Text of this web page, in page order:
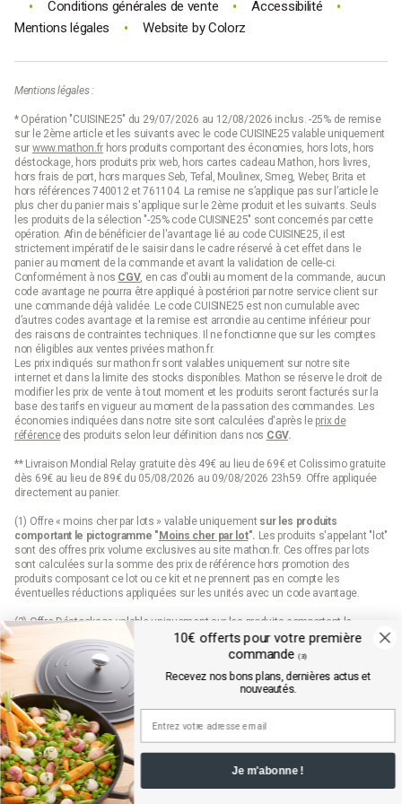
Cristal d'Arques
Cettemarque française est synonyme de luxe abordable,
Cristal d'Arques allie tradition et innovation pour offrir des produits
Lyngby Glas
Marque danoise emblématique, Lyngby Glas est réputée pour ses
verres au design épuréet moderne. Chaque pièce est fabriquée
avec soin, offrant une qualité exceptionnelle et une esthétique
raffinée.
Rona
Rona se distingue par ses verres en verre de haute qualité,
conçus pour allier durabilité et élégance. Leur large gamme de
produits inclut desverres à vin, à cocktails et à spiritueux,
adaptés à toutes les occasions.
Table Passion
Table Passion proposeune verrerie à la fois élégante et
pratique, idéale pour enrichir votre table avec des designs
contemporains. Leurs verres sont parfaits pour ajouter une
RCR
Reconnue pour sesverres en cristal durable, RCR combine
technologie avancée et design raffiné. Leurs produits sont idéaux
pour ceux qui recherchent des verres élégants, résistants et
respectueux de l’environnement.
Chaque marque sélectionnée sur Mathon.fr est choisie pour
garantir une qualité exceptionnelle et un design esthétiquement
plaisant, vous permettant de trouver le verre parfait pour chaque
moment et chaque occasion.
Explorez toute cette collection pour découvrir le meilleur du verre
et ajouter une touche de d'élégance à vos repas et célébrations.
Quels sont les types de verres proposés sur
Mathon.fr ?
Sur Mathon.fr, vous trouverez une large sélection de verres
fabriqués à partir de différents matériaux, chacun ayant ses
• Conditions générales de vente • Accessibilité •
Mentions légales • Website byColorz
Mentions légales :
* Opération "CUISINE25" du 29/07/2026 au 12/08/2026 inclus. -25% de remise
sur le 2ème article et les suivants avec le code CUISINE25 valable uniquement
sur www.mathon.frhors produits comportant des économies, hors lots, hors
déstockage, hors produits prix web, hors cartes cadeau Mathon, hors livres,
hors frais de port, hors marques Seb, Tefal, Moulinex, Smeg, Weber, Brita et
hors références 740012 et 761104. La remise ne s’applique pas sur l’article le
plus cher du panier mais s'applique sur le 2ème produit et les suivants. Seuls
les produits de la sélection "-25% code CUISINE25" sont concernés par cette
opération. Afin de bénéficier de l'avantage lié au code CUISINE25, il est
strictement impératif de le saisir dans le cadre réservé à cet effet dans le
panier au moment de la commande et avant la validation de celle-ci.
Conformément à nos CGV, en cas d'oubli au moment de la commande, aucun
code avantage ne pourra être appliqué à postériori par notre service client sur
une commande déjà validée. Le code CUISINE25 est non cumulable avec
d’autres codes avantage et la remise est arrondie au centime inférieur pour
des raisons de contraintes techniques. Il ne fonctionne que sur les comptes
non éligibles aux ventes privées mathon.fr.
Les prix indiqués sur mathon.fr sont valables uniquement sur notre site
internet et dans la limite des stocks disponibles. Mathon se réserve le droit de
modifier les prix de vente à tout moment et les produits seront facturés sur la
base des tarifs en vigueur au moment de la passation des commandes. Les
économies indiquées dans notre site sont calculées d'après le prix de
référencedes produits selon leur définition dans nos CGV.
** Livraison Mondial Relay gratuite dès 49€ au lieu de 69€ et Colissimo gratuite
dès 69€ au lieu de 89€ du 05/08/2026 au 09/08/2026 23h59. Offre appliquée
directement au panier.
(1) Offre « moins cher par lots » valable uniquement sur les produits
comportant le pictogramme "Moins cher par lot". Les produits s'appelant "lot"
sont des offres prix volume exclusives au site mathon.fr. Ces offres par lots
sont calculées sur la somme des prix de référence hors promotion des
produits composant ce lot ou ce kit et ne prennent pas en compte les
éventuelles réductions appliquées sur les unités avec un code avantage.
(2) Offre Déstockage valable uniquement sur les produits comportant le
pictogramme "Déstockage" jusqu'à épuisement définitif de leur stock.
(3) 10€ de remise sur votre première commande sur mathon.fr dès 99€
d’achats pour les nouveaux inscrits en saisissant le code qui est envoyé par
mail. Offre valable sur les produits hors marques Seb, Moulinex et Tefal, hors
produits disposant d'un pictogramme "prix web", hors lots, hors cartes cadeaux
et dès 99€ d'achats hors frais de port.
Conditions détaillées disponibles dans l’email de confirmation d’inscription à la
newsletter.
(4) Offre « Prix web » valable uniquement sur les produits comportant le
pictogramme "prix web". Les produits indiqués "prix web" sont des offres
10€ offerts pour votre première
commande (3)
Recevez nos bons plans, dernières actus et
nouveautés.
Je m'abonne !